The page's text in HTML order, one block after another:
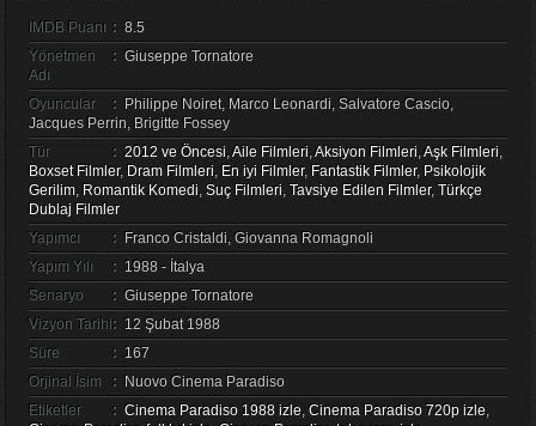
IMDB Puanı : 8.5
Yönetmen
Adı
: Giuseppe Tornatore
Oyuncular : Philippe Noiret, Marco Leonardi, Salvatore Cascio,
Jacques Perrin, Brigitte Fossey
Tür
: 2012 ve Öncesi,Aile Filmleri,Aksiyon Filmleri,Aşk Filmleri,
Boxset Filmler, Dram Filmleri, En iyi Filmler, Fantastik Filmler, Psikolojik
Gerilim, Romantik Komedi, Suç Filmleri, Tavsiye Edilen Filmler, Türkçe
Dublaj Filmler
Yapımcı
: Franco Cristaldi, Giovanna Romagnoli
Yapım Yılı
: 1988 - İtalya
Senaryo
: Giuseppe Tornatore
Vizyon Tarihi: 12 Şubat 1988
Süre
: 167
Orjinal İsim
: Nuovo Cinema Paradiso
Etiketler
: Cinema Paradiso 1988 izle, Cinema Paradiso 720p izle,